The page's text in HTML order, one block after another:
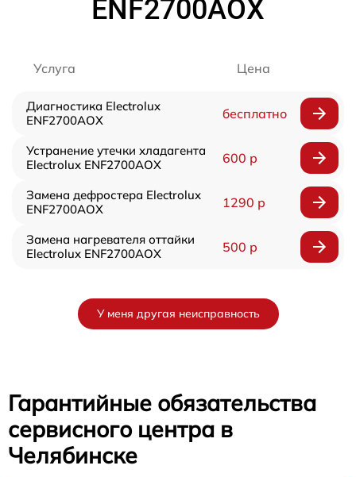
ENF2700AOX
Услуга Цена
Диагностика Electrolux
ENF2700AOX
бесплатно
Устранение утечки хладагента
Electrolux ENF2700AOX
600 р
Замена дефростера Electrolux
ENF2700AOX
1290 р
Замена нагревателя оттайки
Electrolux ENF2700AOX
500 р
У меня другая неисправность
Гарантийные обязательства
сервисного центра в
Челябинске